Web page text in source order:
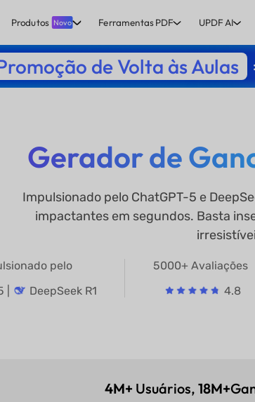
Produtos Novo Ferramentas PDF UPDF AI
de Volta às Aulas
Gerador de
Impulsionado pelo ChatGPT-5 e
impactantes em segundos. Basta
pelo
DeepSeek R1
5000+ Avaliações
4.8
4M+ Usuários, 18M+